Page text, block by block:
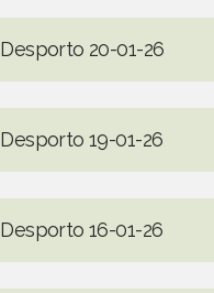
20-01-26
19-01-26
16-01-26